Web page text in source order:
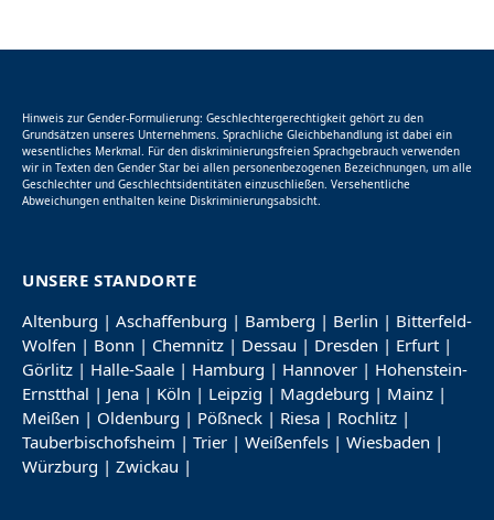
Hinweis zur Gender-Formulierung: Geschlechtergerechtigkeit gehört zu den
Grundsätzen unseres Unternehmens. Sprachliche Gleichbehandlung ist dabei ein
wesentliches Merkmal. Für den diskriminierungsfreien Sprachgebrauch verwenden
wir in Texten den Gender Star bei allen personenbezogenen Bezeichnungen, um alle
Geschlechter und Geschlechtsidentitäten einzuschließen. Versehentliche
Abweichungen enthalten keine Diskriminierungsabsicht.
UNSERE STANDORTE
Altenburg | Aschaffenburg | Bamberg | Berlin | Bitterfeld-
Wolfen | Bonn | Chemnitz | Dessau | Dresden | Erfurt |
Görlitz | Halle-Saale | Hamburg | Hannover | Hohenstein-
Ernstthal | Jena | Köln | Leipzig | Magdeburg | Mainz |
Meißen | Oldenburg | Pößneck | Riesa | Rochlitz |
Tauberbischofsheim | Trier | Weißenfels | Wiesbaden |
Würzburg | Zwickau |